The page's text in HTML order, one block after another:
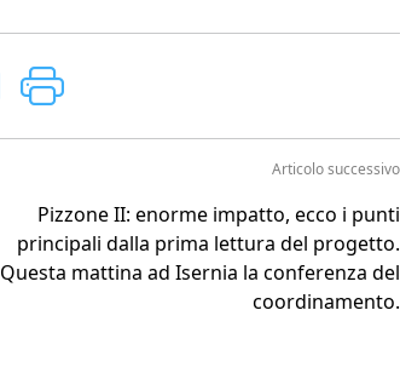
Articolo successivo
Pizzone II: enorme impatto, ecco i punti
principali dalla prima lettura del progetto.
Questa mattina ad Isernia la conferenza del
coordinamento.